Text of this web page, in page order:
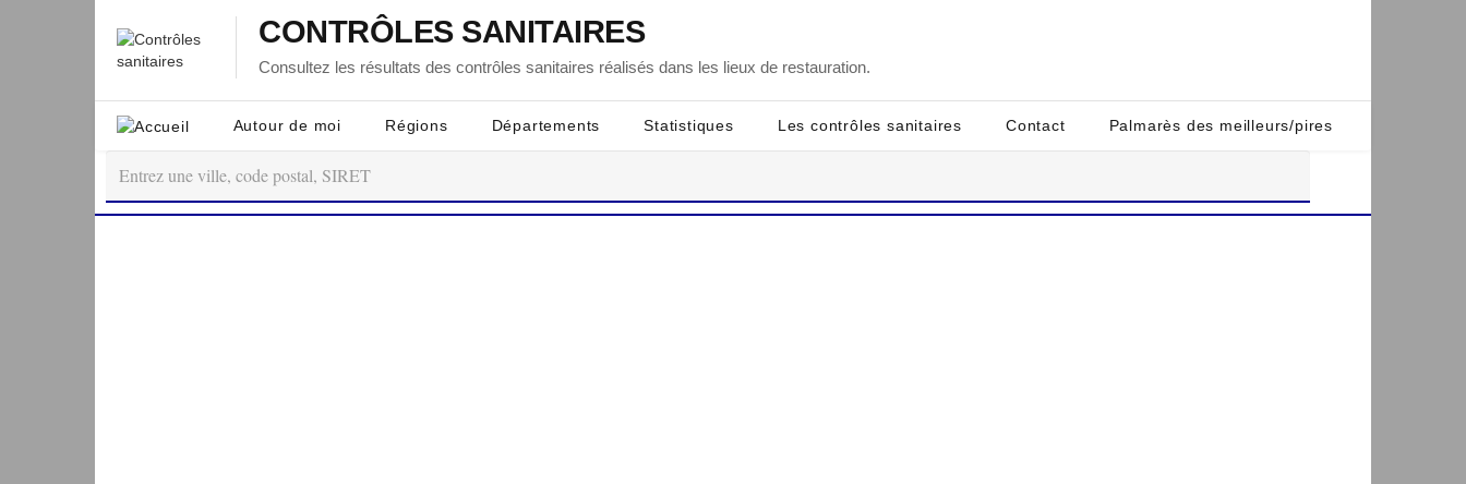
CONTRÔLES SANITAIRES
Consultez les résultats des contrôles sanitaires réalisés dans les lieux de restauration.
Autour de moi Régions Départements Statistiques Les contrôles sanitaires Contact Palmarès des meilleurs/pires